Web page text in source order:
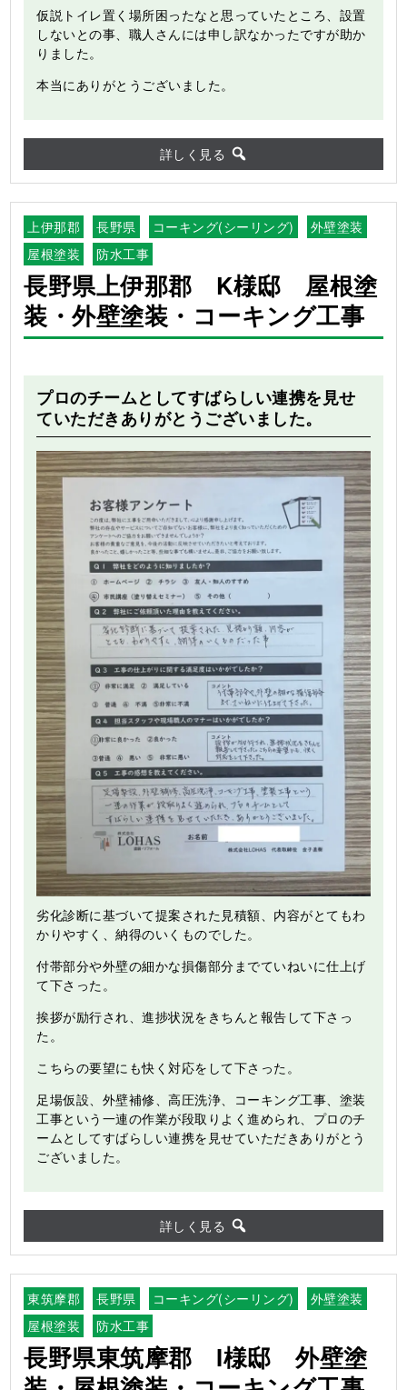
仮説トイレ置く場所困ったなと思っていたところ、設置
しないとの事、職人さんには申し訳なかったですが助か
りました。
本当にありがとうございました。
詳しく見る
上伊那郡 長野県 コーキング(シーリング)
外壁塗装
屋根塗装
防水工事
長野県上伊那郡 K様邸 屋根塗
装・外壁塗装・コーキング工事
Before After
プロのチームとしてすばらしい連携を見せ
ていただきありがとうございました。
劣化診断に基づいて提案された見積額、内容がとてもわ
かりやすく、納得のいくものでした。
付帯部分や外壁の細かな損傷部分までていねいに仕上げ
て下さった。
挨拶が励行され、進捗状況をきちんと報告して下さっ
た。
こちらの要望にも快く対応をして下さった。
足場仮設、外壁補修、高圧洗浄、コーキング工事、塗装
工事という一連の作業が段取りよく進められ、プロのチ
ームとしてすばらしい連携を見せていただきありがとう
ございました。
詳しく見る
東筑摩郡 長野県 コーキング(シーリング)
外壁塗装
屋根塗装
防水工事
長野県東筑摩郡 I様邸 外壁塗